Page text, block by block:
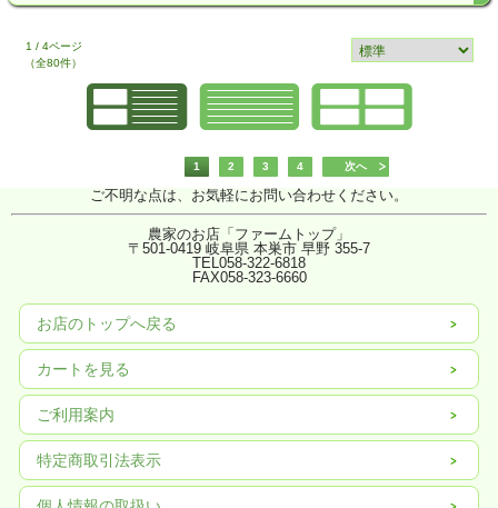
1 / 4ページ
（全80件）
1 2 3 4 次へ
ご不明な点は、お気軽にお問い合わせください。
農家のお店「ファームトップ」
〒501-0419 岐阜県 本巣市 早野 355-7
TEL058-322-6818
FAX058-323-6660
お店のトップへ戻る
カートを見る
ご利用案内
特定商取引法表示